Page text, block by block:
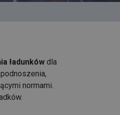
ładunków dla
normami.